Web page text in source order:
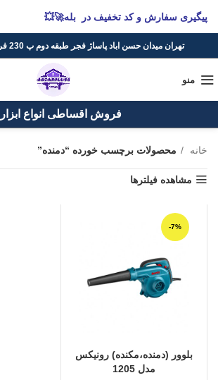
تهران میدان حسن اباد پاساژ فجر طبقه دوم پ 230 فروشگاه ابزار پلاس
منو
فروش اقساطی انواع ابزار
خانه محصولات برچسب خورده “دمنده”
مشاهده فیلترها
-7%
بلوور (دمنده،مکنده) رونیکس
مدل 1205
پیگیری سفارش و کد تخفیف در بله🚀💥